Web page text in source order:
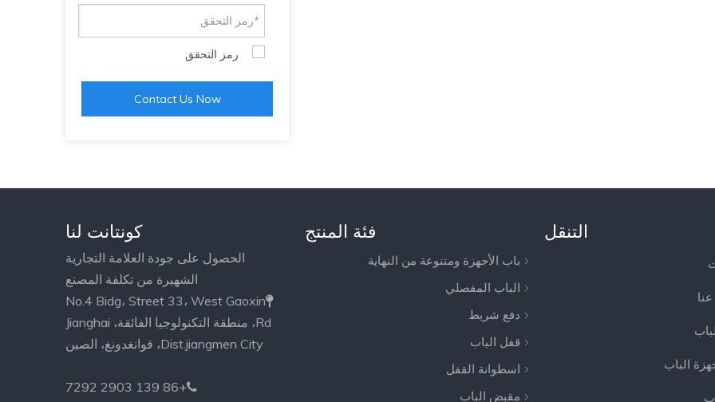
Contact Us Now
كونتانت لنا
الحصول على جودة العلامة التجارية
الشهيرة من تكلفة المصنع
No.4 Bidg، Street 33، West Gaoxin
Rd، منطقة التكنولوجيا الفائقة، Jianghai
Dist.jiangmen City، قوانغدونغ، الصين

+86 139 2903 7292
فئة المنتج
باب الأجهزة ومتنوعة من النهاية
الباب المفصلي
دفع شريط
قفل الباب
اسطوانة القفل
مقبض الباب
التنقل
الباب